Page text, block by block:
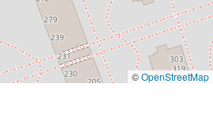
©OpenStreetMap